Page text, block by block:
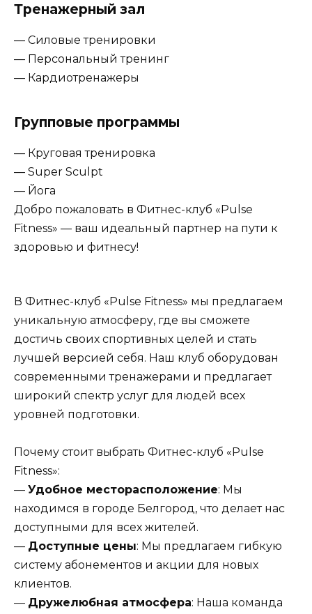
Тренажерный зал
— Силовые тренировки
— Персональный тренинг
— Кардиотренажеры
Групповые программы
— Круговая тренировка
— Super Sculpt
— Йога
Добро пожаловать в Фитнес-клуб «Pulse
Fitness» — ваш идеальный партнер на пути к
здоровью и фитнесу!
В Фитнес-клуб «Pulse Fitness» мы предлагаем
уникальную атмосферу, где вы сможете
достичь своих спортивных целей и стать
лучшей версией себя. Наш клуб оборудован
современными тренажерами и предлагает
широкий спектр услуг для людей всех
уровней подготовки.
Почему стоит выбрать Фитнес-клуб «Pulse
Fitness»:
— Удобное месторасположение: Мы
находимся в городе Белгород, что делает нас
доступными для всех жителей.
— Доступные цены: Мы предлагаем гибкую
систему абонементов и акции для новых
клиентов.
— Дружелюбная атмосфера: Наша команда